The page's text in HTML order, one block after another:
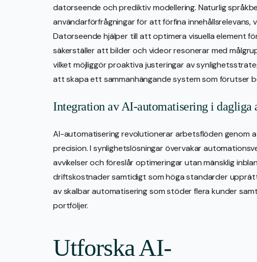
datorseende och prediktiv modellering. Naturlig
användarförfrågningar för att förfina innehållsrelevans,
Datorseende hjälper till att optimera visuella element
säkerställer att bilder och videor resonerar med
vilket möjliggör proaktiva justeringar av
att skapa ett sammanhängande system som förutser
Integration av AI-automatisering i dagliga
AI-automatisering revolutionerar arbetsflöden genom
precision. I synlighetslösningar övervakar
avvikelser och föreslår optimeringar utan mänsklig
driftskostnader samtidigt som höga standarder
av skalbar automatisering som stöder flera kunder
portföljer.
Utforska AI-